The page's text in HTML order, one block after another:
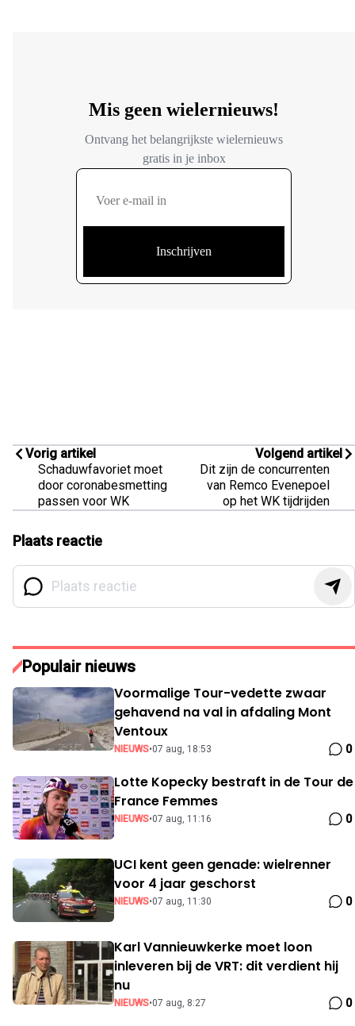
Vorig artikel
Schaduwfavoriet moet
door coronabesmetting
passen voor WK
Volgend artikel
Dit zijn de concurrenten
van Remco Evenepoel
op het WK tijdrijden
Plaats reactie
Populair nieuws
Voormalige Tour-vedette zwaar
gehavend na val in afdaling Mont
Ventoux
NIEUWS•07 aug, 18:53 0
Lotte Kopecky bestraft in de Tour de
France Femmes
NIEUWS•07 aug, 11:16 0
UCI kent geen genade: wielrenner
voor 4 jaar geschorst
NIEUWS•07 aug, 11:30 0
Karl Vannieuwkerke moet loon
inleveren bij de VRT: dit verdient hij
nu
NIEUWS•07 aug, 8:27 0